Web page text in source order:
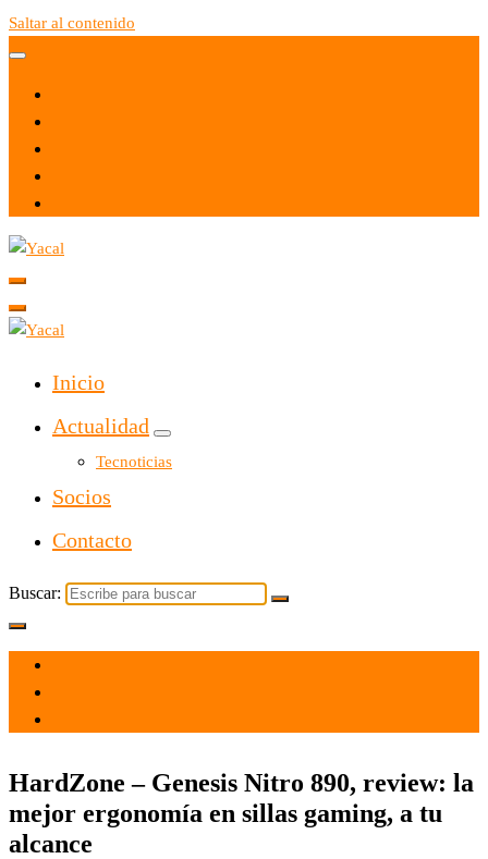
Saltar al contenido
Yacal micro hosting
Inicio
Actualidad
Tecnoticias
Socios
Contacto
Buscar:
HardZone – Genesis Nitro 890, review: la
mejor ergonomía en sillas gaming, a tu
alcance